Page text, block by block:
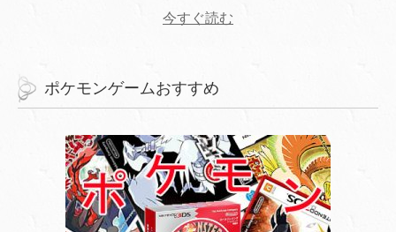
今すぐ読む
ポケモンゲームおすすめ